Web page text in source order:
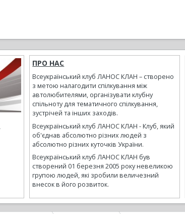
ПРО НАС
Всеукраїнський клуб ЛАНОС КЛАН – створено
з метою налагодити спілкування між
автолюбителями, організувати клубну
спільноту для тематичного спілкування,
зустрічей та інших заходів.
Всеукраїнський клуб ЛАНОС КЛАН - Клуб, який
об'єднав абсолютно різних людей з
абсолютно різних куточків України.
Всеукраїнський клуб ЛАНОС КЛАН був
створений 01 березня 2005 року невеликою
групою людей, які зробили величезний
внесок в його розвиток.